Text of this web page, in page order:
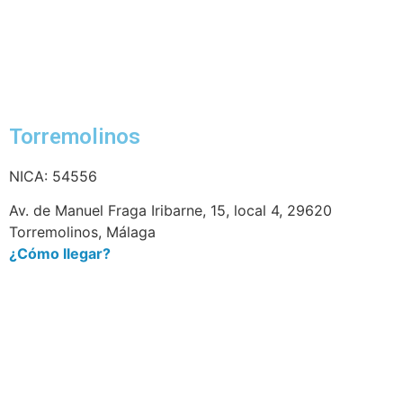
Torremolinos
NICA: 54556
Av. de Manuel Fraga Iribarne, 15, local 4, 29620
Torremolinos, Málaga
¿Cómo llegar?